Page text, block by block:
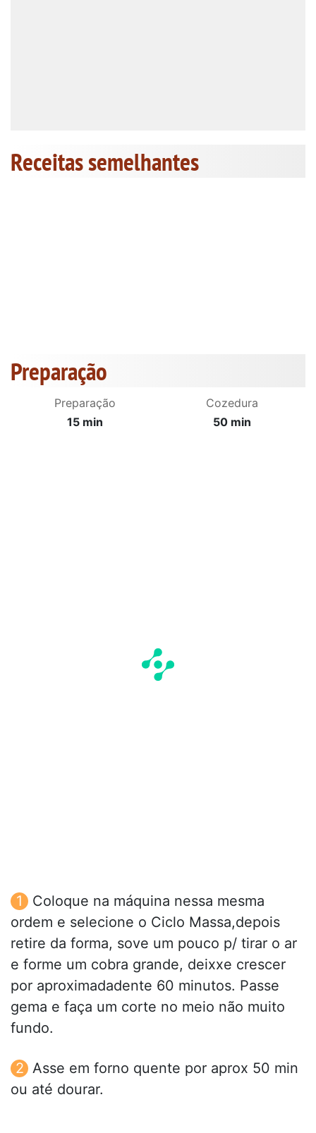
Receitas semelhantes
Preparação
Preparação
15 min
Cozedura
50 min
Coloque na máquina nessa mesma
ordem e selecione o Ciclo Massa,depois
retire da forma, sove um pouco p/ tirar o ar
e forme um cobra grande, deixxe crescer
por aproximadadente 60 minutos. Passe
gema e faça um corte no meio não muito
fundo.
Asse em forno quente por aprox 50 min
ou até dourar.